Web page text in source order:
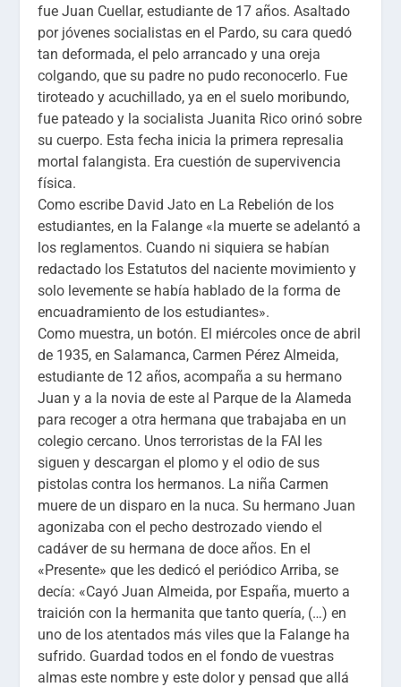
fueJuan Cuellar, estudiante de 17 años. Asaltado
por jóvenes socialistas en el Pardo, su cara quedó
tan deformada, el pelo arrancado y una oreja
colgando, que su padre no pudo reconocerlo. Fue
tiroteado y acuchillado, ya en el suelo moribundo,
fue pateado y la socialista Juanita Rico orinó sobre
su cuerpo. Esta fecha inicia la primera represalia
mortal falangista. Era cuestión de supervivencia
física.
Como escribe David Jato en La Rebelión de los
estudiantes, en la Falange «la muerte se adelantó a
los reglamentos. Cuando ni siquiera se habían
redactado los Estatutos del naciente movimiento y
solo levemente se había hablado de la forma de
encuadramiento de los estudiantes».
Como muestra, un botón. El miércoles once de abril
de 1935, en Salamanca, Carmen Pérez Almeida,
estudiante de 12 años, acompaña a su hermano
Juan y a la novia de este al Parque de la Alameda
para recoger a otra hermana que trabajaba en un
colegio cercano. Unos terroristas de la FAI les
siguen y descargan el plomo y el odio de sus
pistolas contra los hermanos. La niña Carmen
muere de un disparo en la nuca. Su hermano Juan
agonizaba con el pecho destrozado viendo el
cadáver de su hermana de doce años. En el
«Presente» que les dedicó el periódicoArriba, se
decía: «Cayó Juan Almeida, por España, muerto a
traición con la hermanita que tanto quería, (…)en
uno de los atentados más viles que la Falange ha
sufrido. Guardad todos en el fondo de vuestras
almas este nombre y este dolor y pensad que allá